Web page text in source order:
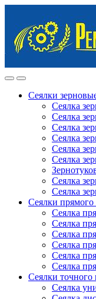
navigation
content
Сеялки
Сеялка
Сеялка
Сеялка
Сеялка
Сеялка
Сеялка
Сеялка
Сеялка
Сеялки прямого
Сеялка
Сеялка
Сеялка
Сеялка
Сеялка
Сеялка
Сеялки точного
Сеялка